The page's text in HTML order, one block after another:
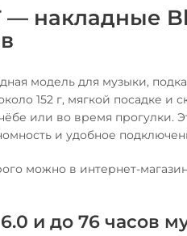
— накладные
модель для музыки,
152 г, мягкой посадке и
или во время прогулки.
и удобное
можно в интернет-
и до 76 часов